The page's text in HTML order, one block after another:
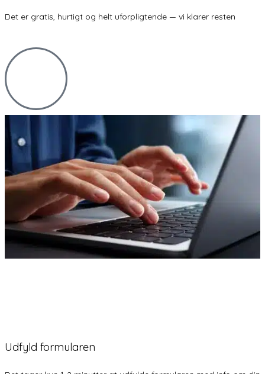
Det er gratis, hurtigt og helt uforpligtende — vi klarer resten
Udfyld formularen